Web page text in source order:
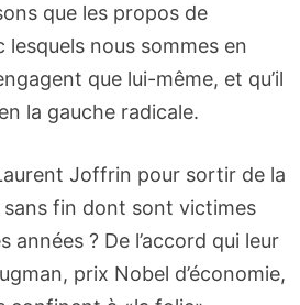
que les propos de
lesquels nous sommes en
que lui-même, et qu’il
la gauche radicale.
Joffrin pour sortir de la
fin dont sont victimes
années ? De l’accord qui leur
prix Nobel d’économie,